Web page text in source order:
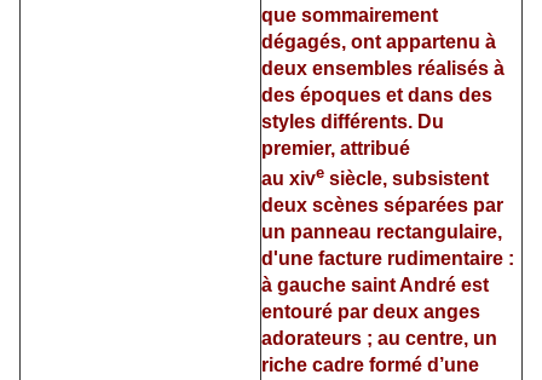
que sommairement
dégagés, ont appartenu à
deux ensembles réalisés à
des époques et dans des
styles différents. Du
premier, attribué
au xive siècle, subsistent
deux scènes séparées par
un panneau rectangulaire,
d'une facture rudimentaire :
à gauche saint André est
entouré par deux anges
adorateurs ; au centre, un
riche cadre formé d’une